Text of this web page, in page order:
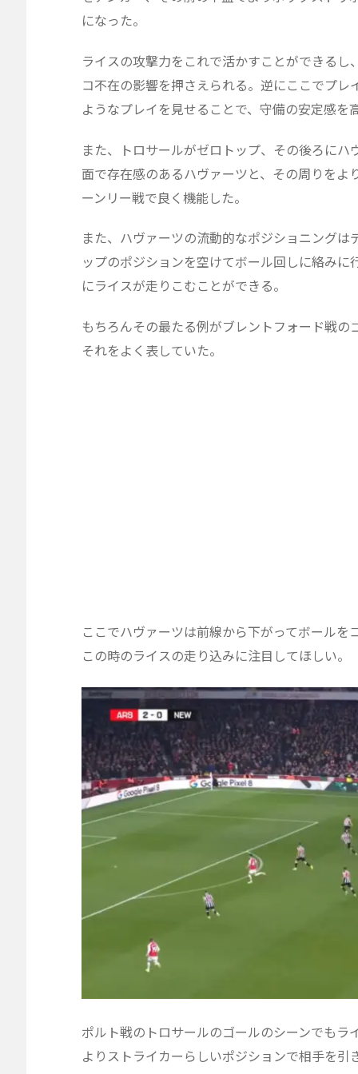
になった。
ライスの攻撃力をこれで活かすことができる
コ不在の影響を押さえられる。逆にここでプ
ようなプレイを見せることで、守備の安定感を
また、トロサールがゼロトップ、その後ろに
面で存在感のあるハヴァーツと、その周りを
ーンリー戦で良く機能した。
また、ハヴァーツの流動的なポジショニング
ップのポジションを空けてボール回しに絡み
にライスが走りこむことができる。
もちろんその最たる例がブレントフォード戦
それをよく表していた。
ここでハヴァーツは前線から下がってボール
この時のライスの走り込みに注目してほしい。
ポルト戦のトロサールのゴールのシーンでも
よりストライカーらしいポジションで相手を